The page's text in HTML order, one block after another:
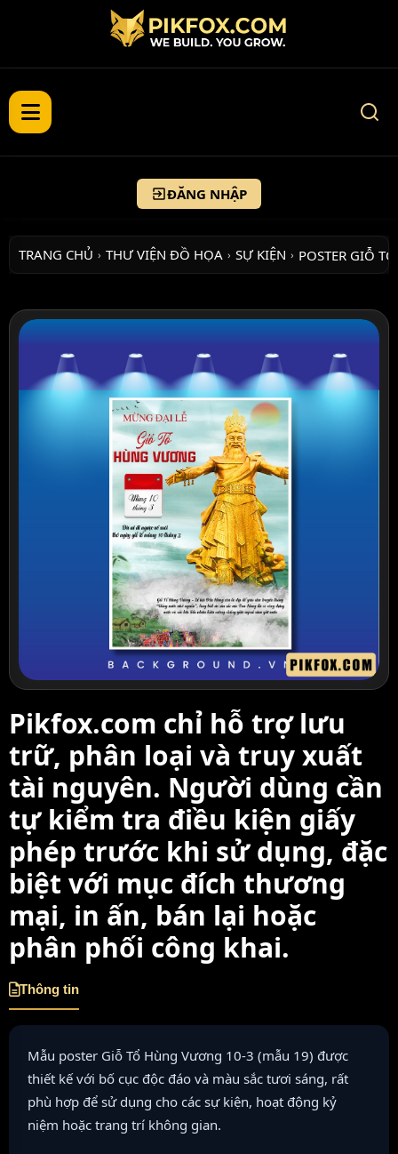
ĐĂNG NHẬP
TRANG CHỦ › THƯ VIỆN ĐỒ HỌA › SỰ KIỆN › POSTER GIỖ
Pikfox.com chỉ hỗ trợ lưu
trữ, phân loại và truy xuất
tài nguyên. Người dùng cần
tự kiểm tra điều kiện giấy
phép trước khi sử dụng, đặc
biệt với mục đích thương
mại, in ấn, bán lại hoặc
phân phối công khai.
Thông tin
Mẫu poster Giỗ Tổ Hùng Vương 10-3 (mẫu 19) được
thiết kế với bố cục độc đáo và màu sắc tươi sáng, rất
phù hợp để sử dụng cho các sự kiện, hoạt động kỷ
niệm hoặc trang trí không gian.